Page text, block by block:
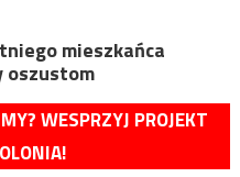
mieszkańca
oszustom
WESPRZYJ PROJEKT